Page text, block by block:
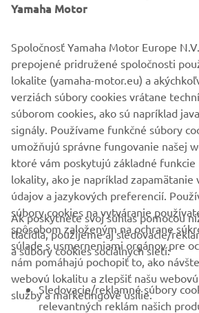
pohodlie pri jazde, vylepšenej
upozorneniami na prichádzajúce
môže svet vyzerať oveľa menší.
TÉNÉRÉ 700 WORLD
FIREMNÉ STRÁNKY
B2B
VIAC YAMAHA
Yamaha Motor
Spoločnosť Yamaha Motor Europe
prepojené pridružené spoločnosti
lokalite (yamaha-motor.eu) a
verziách súbory cookies vrátane
súborom cookies, ako sú napríklad
signály. Používame funkčné súbory
umožňujú správne fungovanie našej
ktoré vám poskytujú základné funkcie
lokality, ako je napríklad zapamätanie
údajov a jazykových preferencií.
súbory cookies na vytváranie
spôsobom založeným na ochrane
súlade s usmerneniami orgánov pre
nám pomáhajú pochopiť to, ako
webovú lokalitu a zlepšiť našu
služby a marketingové úsilie.
Ak poskytnete svoj súhlas pomocou
tlačidla, použijeme aj sledovacie/
a súbory cookies sociálnych sietí:
Sledovacie/reklamné súbory
relevantných reklám našich